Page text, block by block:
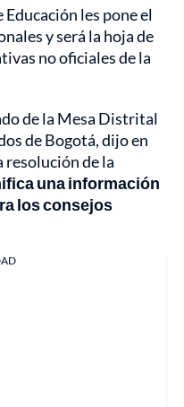
les pone el
y será la hoja de
no oficiales de la
de la Mesa Distrital
de Bogotá, dijo en
resolución de la
una información
los consejos